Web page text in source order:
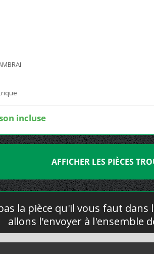
incluse
AFFICHER LES PIÈCES
la pièce qu'il vous faut dans
allons l'envoyer à l'ensemble